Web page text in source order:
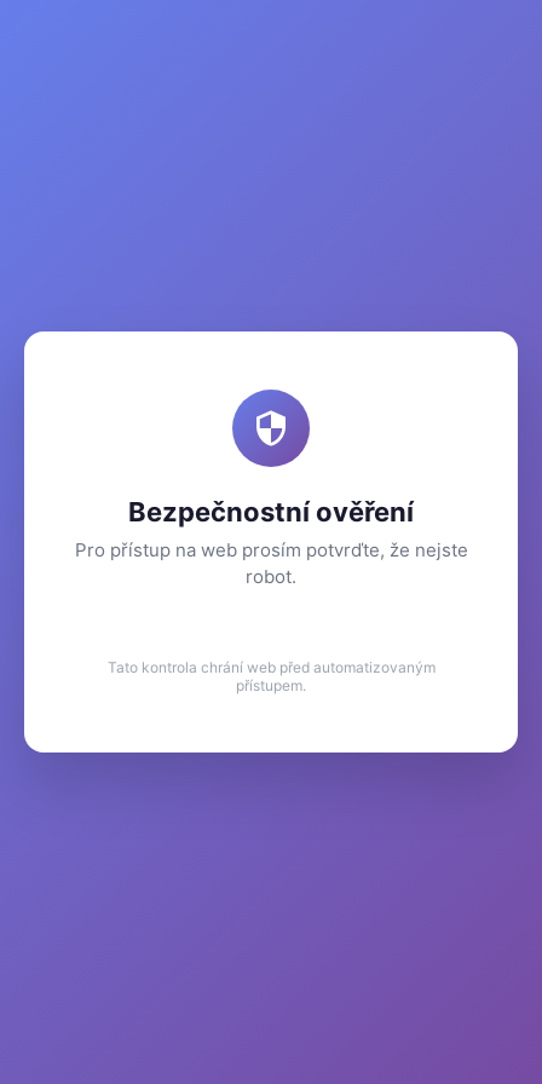
Bezpečnostní ověření
Pro přístup na web prosím potvrďte, že nejste
robot.
Tato kontrola chrání web před automatizovaným
přístupem.